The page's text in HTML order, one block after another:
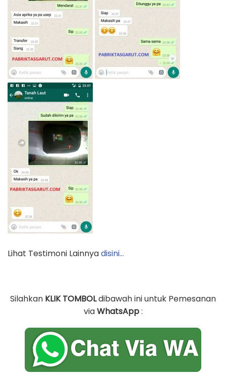
Lihat Testimoni Lainnyadisini…
Silahkan KLIK TOMBOLdibawah ini untuk Pemesanan
viaWhatsApp: